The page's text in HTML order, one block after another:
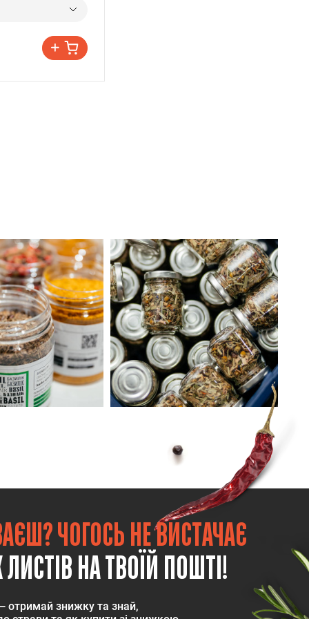
ЧОГОСЬ НЕ ВИСТАЧАЄ
НА ТВОЇЙ ПОШТІ!
отримай знижку та знай,